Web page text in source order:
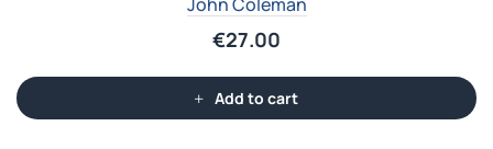
€27.00
Add to cart